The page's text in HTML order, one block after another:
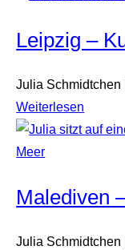
Leipzig –
Julia Schmidtchen
Weiterlesen
Malediven
Julia Schmidtchen